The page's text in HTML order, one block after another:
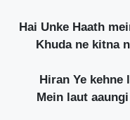
Hai Unke Haath
Khuda ne kitna
Hiran Ye kehne
Mein laut